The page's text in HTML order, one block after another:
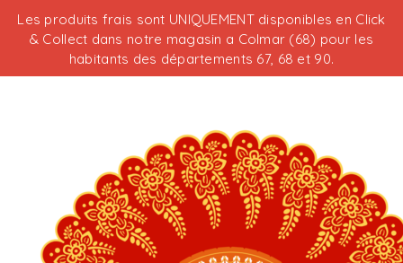
Les produits frais sont UNIQUEMENT disponibles en Click
& Collect dans notre magasin a Colmar (68) pour les
habitants des départements 67, 68 et 90.